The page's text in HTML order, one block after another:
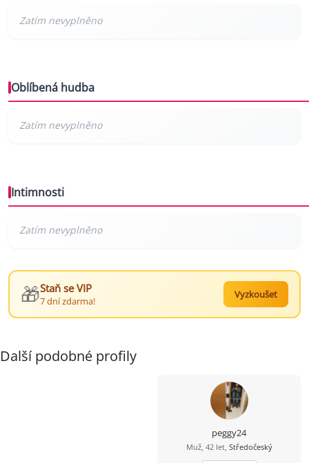
Oblíbená hudba
Intimnosti
🎁Staň se VIP
7 dní zdarma!
Vyzkoušet
Další podobné profily
peggy24
Muž, 42 let, Středočeský